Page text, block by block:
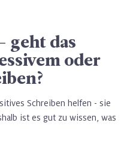
geht das
oder
Schreiben helfen - sie
ist es gut zu wissen, was